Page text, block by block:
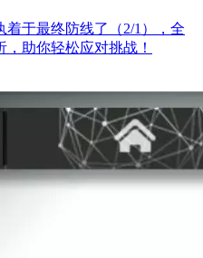
着于最终防线了（2/1），全
助你轻松应对挑战！